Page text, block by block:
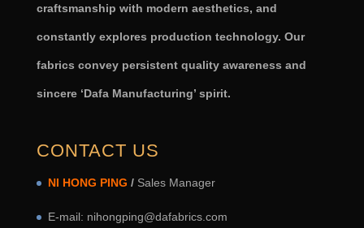
craftsmanship with modern aesthetics, and
constantly explores production technology. Our
fabrics convey persistent quality awareness and
sincere ‘Dafa Manufacturing’ spirit.
CONTACT US
NI HONG PING /Sales Manager
E-mail: nihongping@dafabrics.com